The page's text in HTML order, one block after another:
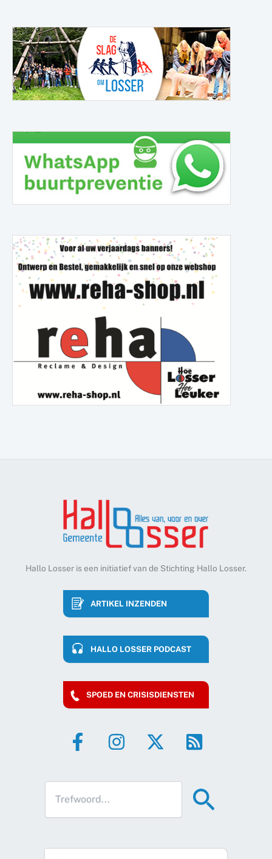
Hallo Losser is een initiatief van de Stichting Hallo Losser.
ARTIKEL INZENDEN
HALLO LOSSER PODCAST
SPOED EN CRISISDIENSTEN